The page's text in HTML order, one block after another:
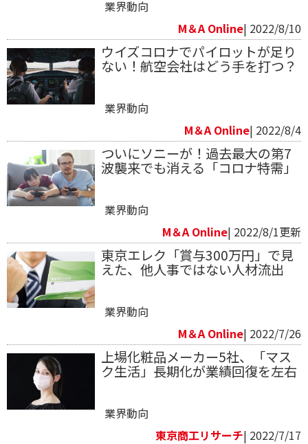
業界動向
M＆A Online| 2022/8/10
ウイズコロナでパイロットが足り
ない！航空会社はどう手を打つ？
業界動向
M＆A Online| 2022/8/4
ついにソニーが！過去最大の第7
波襲来でも消える「コロナ特需」
業界動向
M＆A Online| 2022/8/1更新
東京エレク「賞与300万円」で見
えた、他人事ではない人材流出
業界動向
M＆A Online| 2022/7/26
上場化粧品メーカー5社、「マス
ク生活」長期化が業績回復を左右
業界動向
東京商工リサーチ| 2022/7/17